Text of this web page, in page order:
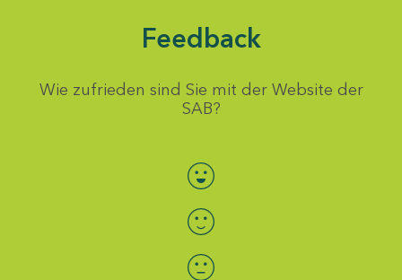
Feedback
Wie zufrieden sind Sie mit der Website der
SAB?
Bewertung auswählen